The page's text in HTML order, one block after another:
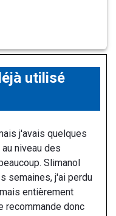
utilisé
j'avais quelques
niveau des
Slimanol
semaines, j'ai perdu
entièrement
recommande donc